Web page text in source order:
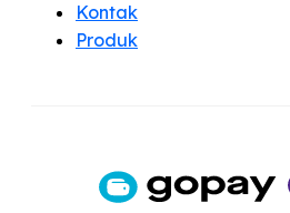
Kontak
Produk